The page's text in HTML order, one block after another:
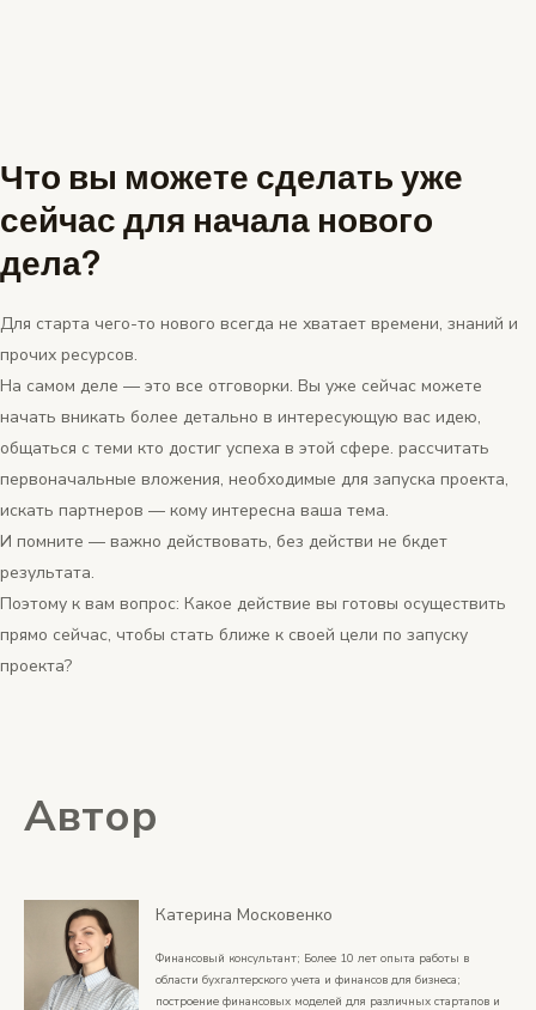
Что вы можете сделать уже
сейчас для начала нового
дела?
Для старта чего-то нового всегда не хватает времени, знаний и
прочих ресурсов.
На самом деле — это все отговорки. Вы уже сейчас можете
начать вникать более детально в интересующую вас идею,
общаться с теми кто достиг успеха в этой сфере. рассчитать
первоначальные вложения, необходимые для запуска проекта,
искать партнеров — кому интересна ваша тема.
И помните — важно действовать, без действи не бкдет
результата.
Поэтому к вам вопрос: Какое действие вы готовы осуществить
прямо сейчас, чтобы стать ближе к своей цели по запуску
проекта?
Автор
Катерина Московенко
Финансовый консультант; Более 10 лет опыта работы в
области бухгалтерского учета и финансов для бизнеса;
построение финансовых моделей для различных стартапов и